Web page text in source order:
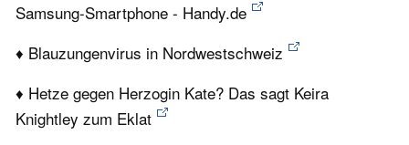
Samsung-Smartphone - Handy.de
♦ Blauzungenvirus in Nordwestschweiz
♦ Hetze gegen Herzogin Kate? Das sagt Keira
Knightley zum Eklat